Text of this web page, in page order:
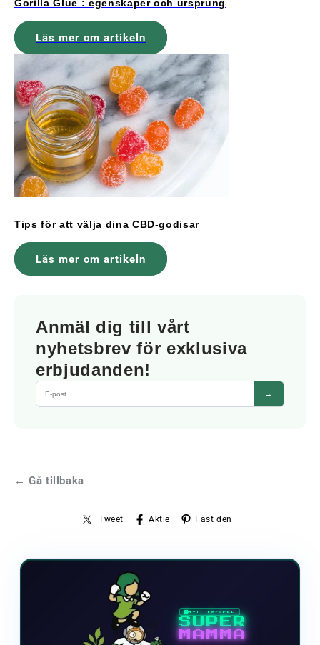
Gorilla Glue : egenskaper och ursprung
Läs mer om artikeln
Tips för att välja dina CBD-godisar
Läs mer om artikeln
Anmäl dig till vårt
nyhetsbrev för exklusiva
erbjudanden!
→
← Gå tillbaka
Tweet Aktie Fäst den
NYTT TV-SPEL
SUPER
MAMMA